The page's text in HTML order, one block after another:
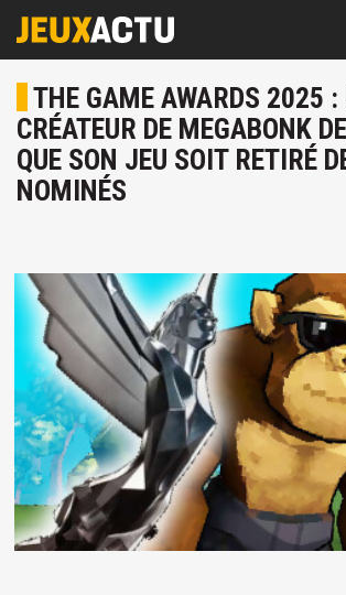
THE GAME AWARDS 2025 :
CRÉATEUR DE MEGABONK
QUE SON JEU SOIT RETIRÉ
NOMINÉS